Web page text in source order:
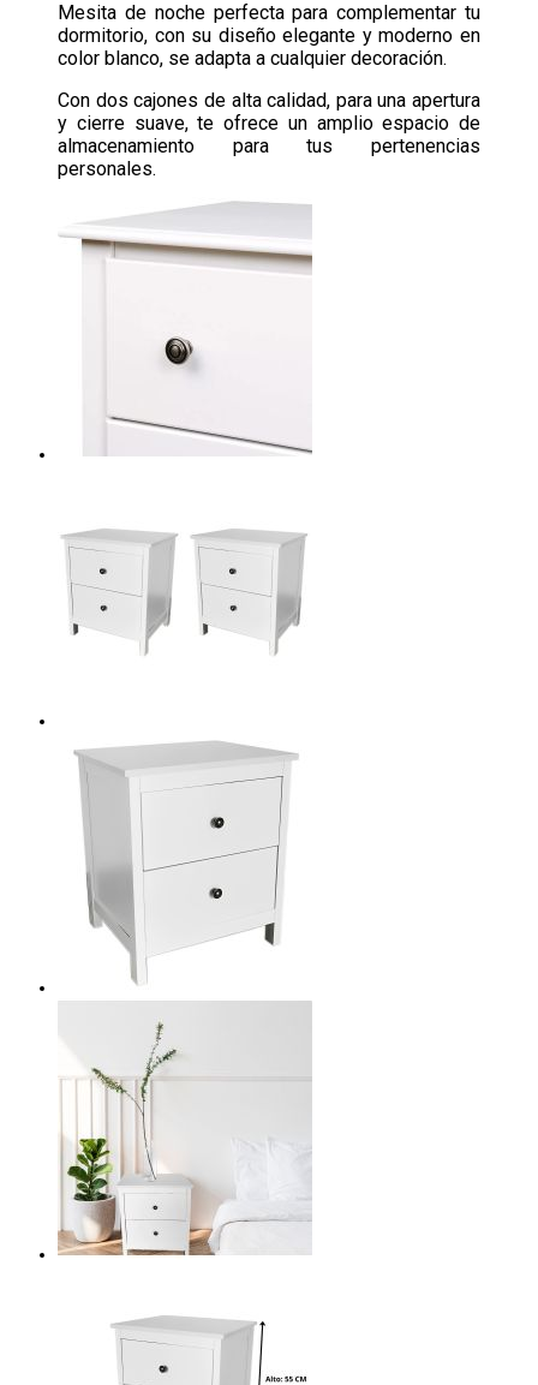
Mesita de noche perfecta para complementar tu
dormitorio, con su diseño elegante y moderno en
color blanco, se adapta a cualquier decoración.
Con dos cajones de alta calidad, para una apertura
y cierre suave, te ofrece un amplio espacio de
almacenamiento para tus pertenencias
personales.